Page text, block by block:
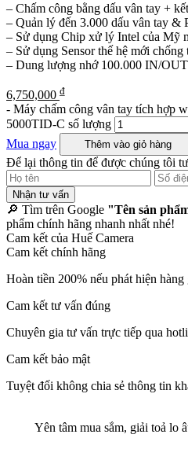
– Chấm công bằng dấu vân tay +
– Quản lý đến 3.000 dấu vân tay &
– Sử dụng Chip xử lý Intel của Mỹ
– Sử dụng Sensor thế hệ mới chống
– Dung lượng nhớ 100.000 IN/
6,750,000 ₫
- Máy chấm công vân tay tích hợp
5000TID-C số lượng
Mua ngay
Thêm vào giỏ hàng
Để lại thông tin để được chúng tôi
Nhận tư vấn
🔎 Tìm trên Google "Tên sản
phẩm chính hãng nhanh nhất nhé!
Cam kết của Huế Camera
Cam kết chính hãng
Hoàn tiền 200% nếu phát hiện hàng
Cam kết tư vấn đúng
Chuyên gia tư vấn trực tiếp qua
Cam kết bảo mật
Tuyệt đối không chia sẻ thông tin
Yên tâm mua sắm, giải toả lo